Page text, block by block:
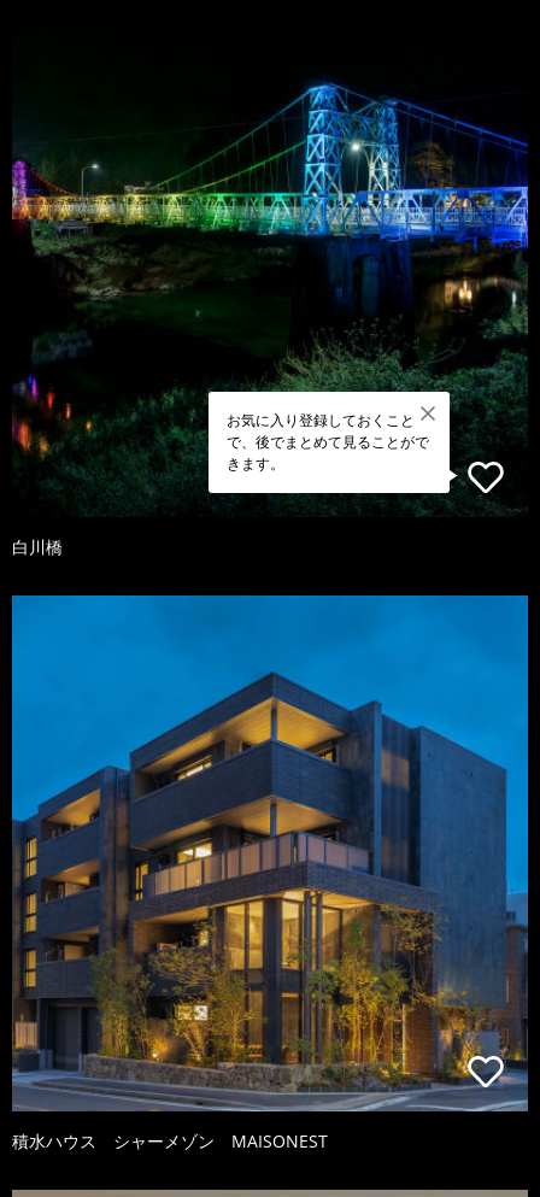
お気に入り登録しておくこと
で、後でまとめて見ることがで
きます。
白川橋
積水ハウス シャーメゾン MAISONEST